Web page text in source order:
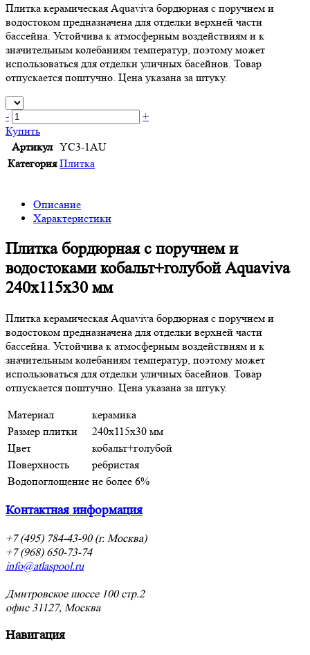
Плитка керамическая Aquaviva бордюрная с поручнем и
водостоком предназначена для отделки верхней части
бассейна. Устойчива к атмосферным воздействиям и к
значительным колебаниям температур, поэтому может
использоваться для отделки уличных басейнов. Товар
отпускается поштучно. Цена указана за штуку.
-
+
Купить
Артикул YC3-1AU
Категория Плитка
Описание
Характеристики
Плитка бордюрная с поручнем и
водостоками кобальт+голубой Aquaviva
240x115x30 мм
Плитка керамическая Aquaviva бордюрная с поручнем и
водостоком предназначена для отделки верхней части
бассейна. Устойчива к атмосферным воздействиям и к
значительным колебаниям температур, поэтому может
использоваться для отделки уличных басейнов. Товар
отпускается поштучно. Цена указана за штуку.
Материал
керамика
Размер плитки
240x115x30 мм
Цвет
кобальт+голубой
Поверхность
ребристая
Водопоглощение не более 6%
Контактная информация
+7 (495) 784-43-90 (г. Москва)
+7 (968) 650-73-74
info@atlaspool.ru
Дмитровское шоссе 100 стр.2
офис 31127, Москва
Навигация